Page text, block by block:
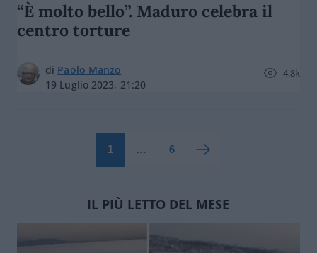
“È molto bello”. Maduro celebra il
centro torture
di Paolo Manzo
19 Luglio 2023, 21:20
4.8k
1 … 6
IL PIÙ LETTO DEL MESE